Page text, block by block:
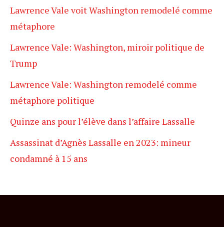
Lawrence Vale voit Washington remodelé comme
métaphore
Lawrence Vale: Washington, miroir politique de
Trump
Lawrence Vale: Washington remodelé comme
métaphore politique
Quinze ans pour l’élève dans l’affaire Lassalle
Assassinat d’Agnès Lassalle en 2023: mineur
condamné à 15 ans